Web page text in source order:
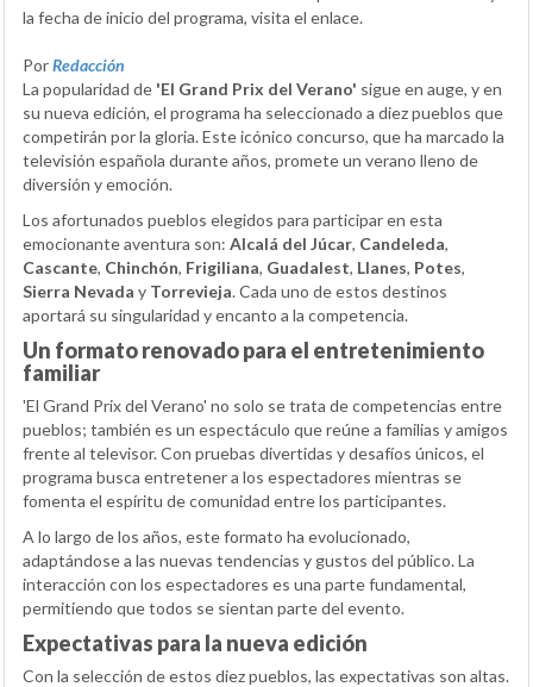
la fecha de inicio del programa, visita el enlace.
PorRedacción
La popularidad de 'El Grand Prix del Verano' sigue en auge, y en
su nueva edición, el programa ha seleccionado a diez pueblos que
competirán por la gloria. Este icónico concurso, que ha marcado la
televisión española durante años, promete un verano lleno de
diversión y emoción.
Los afortunados pueblos elegidos para participar en esta
emocionante aventura son: Alcalá del Júcar, Candeleda,
Cascante, Chinchón, Frigiliana, Guadalest, Llanes, Potes,
Sierra Nevada y Torrevieja. Cada uno de estos destinos
aportará su singularidad y encanto a la competencia.
Un formato renovado para el entretenimiento
familiar
'El Grand Prix del Verano' no solo se trata de competencias entre
pueblos; también es un espectáculo que reúne a familias y amigos
frente al televisor. Con pruebas divertidas y desafíos únicos, el
programa busca entretener a los espectadores mientras se
fomenta el espíritu de comunidad entre los participantes.
A lo largo de los años, este formato ha evolucionado,
adaptándose a las nuevas tendencias y gustos del público. La
interacción con los espectadores es una parte fundamental,
permitiendo que todos se sientan parte del evento.
Expectativas para la nueva edición
Con la selección de estos diez pueblos, las expectativas son altas.